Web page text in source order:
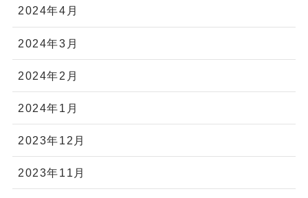
2024年4月
2024年3月
2024年2月
2024年1月
2023年12月
2023年11月